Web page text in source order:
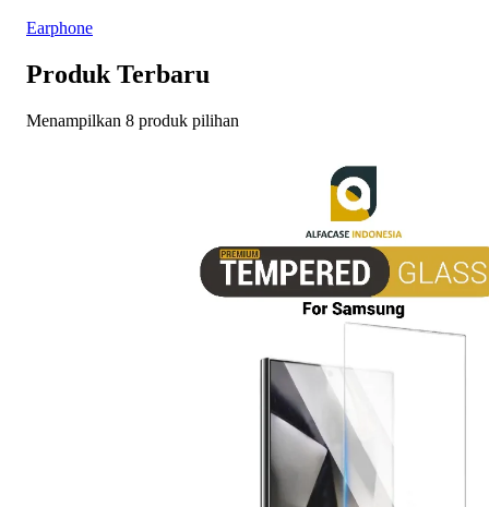
Earphone
Produk Terbaru
Menampilkan 8 produk pilihan